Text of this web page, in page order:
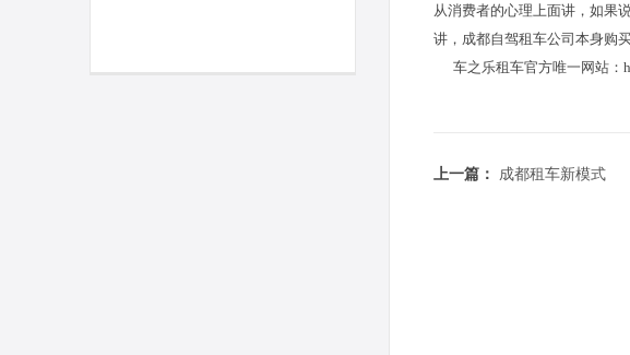
从消费者的心理上面讲，如果
讲，成都自驾租车公司本身购
车之乐租车官方唯一网站：
上一篇： 成都租车新模式